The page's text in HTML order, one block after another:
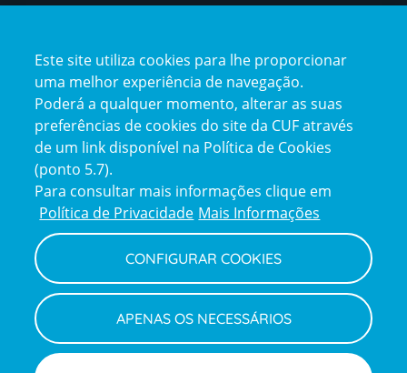
certification2certification3
Reclamações
e
elogios
Policy
Política de Privacidade e Cookies
Termos e Condições
Declaração de Acessibilidade
Canal de Denúncias
Informações legais
Este site utiliza cookies para lhe proporcionar
uma melhor experiência de navegação.
Poderá a qualquer momento, alterar as suas
preferências de cookies do site da CUF através
de um link disponível na Política de Cookies
(ponto 5.7).
Para consultar mais informações clique em
Política de Privacidade Mais Informações
CONFIGURAR COOKIES
APENAS OS NECESSÁRIOS